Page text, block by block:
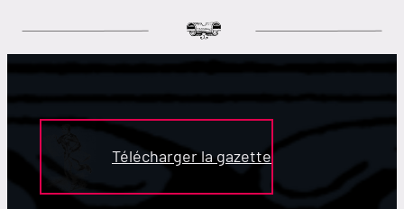
Télécharger la gazette